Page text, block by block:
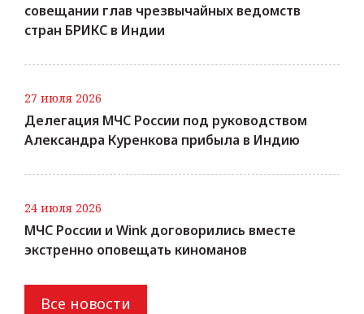
совещании глав чрезвычайных ведомств
стран БРИКС в Индии
27 июля 2026
Делегация МЧС России под руководством
Александра Куренкова прибыла в Индию
24 июля 2026
МЧС России и Wink договорились вместе
экстренно оповещать киноманов
Все новости